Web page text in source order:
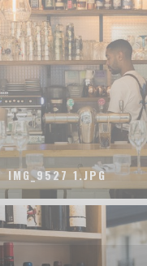
IMG_9527 1.JPG